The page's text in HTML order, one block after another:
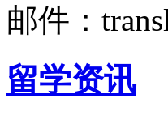
邮件：
留学资讯